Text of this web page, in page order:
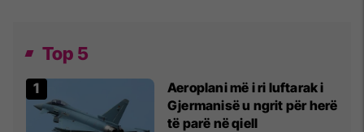
Top 5
Aeroplani më i ri luftarak i
Gjermanisë u ngrit për herë
të parë në qiell